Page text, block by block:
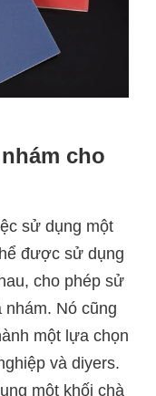
cho
sử dụng một
được sử dụng
cho phép sử
Nó cũng
một lựa chọn
và diyers.
một khối chà